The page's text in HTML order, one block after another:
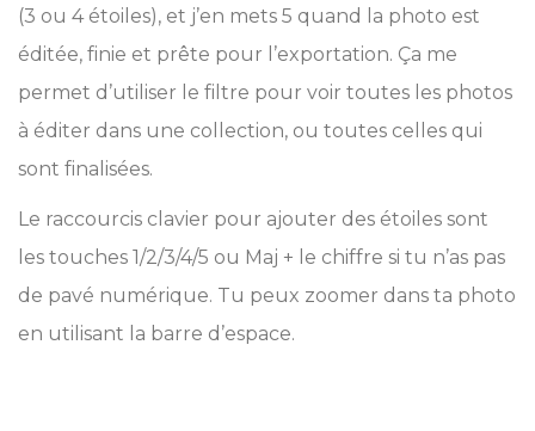
(3 ou 4 étoiles), et j’en mets 5 quand la photo est
éditée, finie et prête pour l’exportation. Ça me
permet d’utiliser le filtre pour voir toutes les photos
à éditer dans une collection, ou toutes celles qui
sont finalisées.
Le raccourcis clavier pour ajouter des étoiles sont
les touches 1/2/3/4/5 ou Maj + le chiffre si tu n’as pas
de pavé numérique. Tu peux zoomer dans ta photo
en utilisant la barre d’espace.